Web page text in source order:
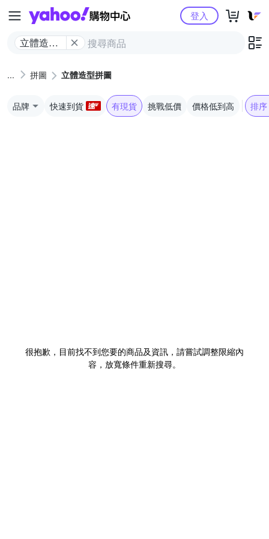
Yahoo購物中心
立體造型
登入
拼圖 立體造型拼圖
品牌 快速到貨 有現貨 挑戰低價 價格低到高 排序
很抱歉，目前找不到您要的商品及資訊，請嘗試調整限縮內
容，放寬條件重新搜尋。